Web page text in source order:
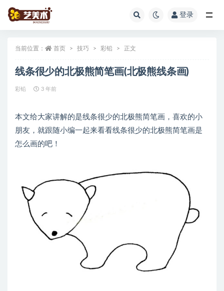
登录
当前位置： 首页 技巧 彩铅 正文
线条很少的北极熊简笔画(北极熊线条画)
彩铅 3 年前
本文给大家讲解的是线条很少的北极熊简笔画，喜欢的小
朋友，就跟随小编一起来看看线条很少的北极熊简笔画是
怎么画的吧！